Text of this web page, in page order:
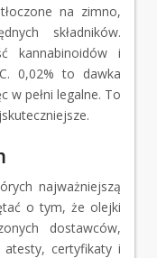
na zimno,
składników.
kannabinoidów i
0,02% to dawka
w pełni legalne. To
najważniejszą
o tym, że olejki
dostawców,
atesty, certyfikaty i